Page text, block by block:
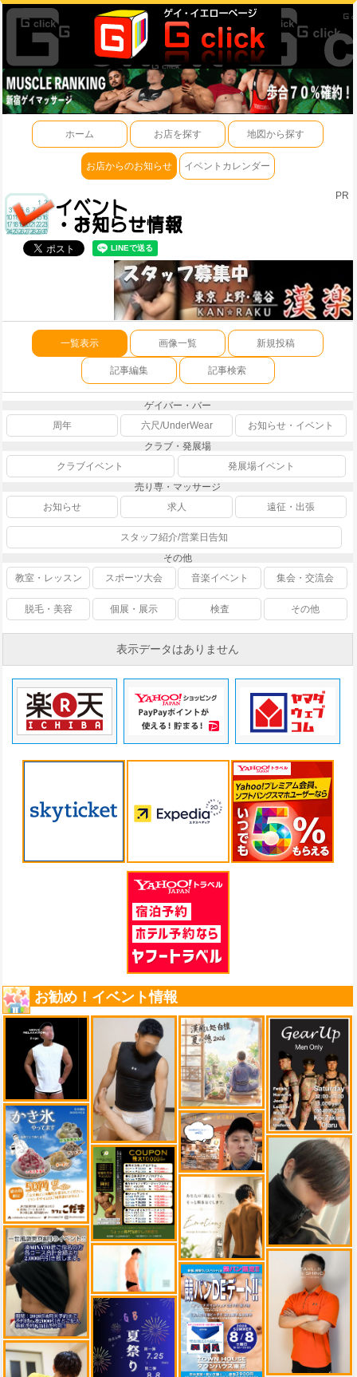
ホーム お店を探す 地図から探す
お店からのお知らせ イベントカレンダー
PR
一覧表示 画像一覧 新規投稿
記事編集 記事検索
ゲイバー・バー
周年
六尺/UnderWear
お知らせ・イベント
クラブ・発展場
クラブイベント
発展場イベント
売り専・マッサージ
お知らせ
求人 遠征・出張
スタッフ紹介/営業日告知
その他
教室・レッスン
スポーツ大会 音楽イベント 集会・交流会
脱毛・美容 個展・展示 検査 その他
表示データはありません
お勧め！イベント情報